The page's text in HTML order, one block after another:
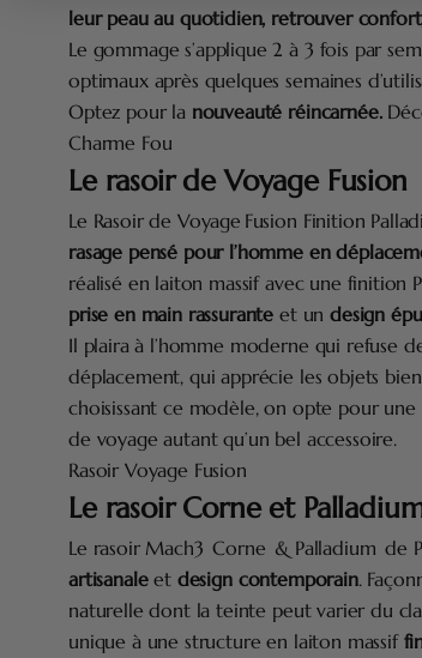
leur peau au quotidien, retrouver
Le gommage s’applique 2 à 3 fois par
optimaux après quelques semaines
Optez pour la nouveauté réincarnée.
Charme Fou
Le rasoir de Voyage Fusion
Le Rasoir de Voyage Fusion Finition
rasage pensé pour l’homme en
réalisé en laiton massif avec une finition
prise en main rassurante et undesign
Il plaira à l’homme moderne qui refuse
déplacement, qui apprécie les objets
choisissant ce modèle, on opte pour
de voyage autant qu’un bel accessoire.
Rasoir Voyage Fusion
Le rasoir Corne et
Le rasoir Mach3 Corne & Palladium de
artisanaleet design contemporain.
naturelle dont la teinte peut varier du
unique à une structure en laiton massif